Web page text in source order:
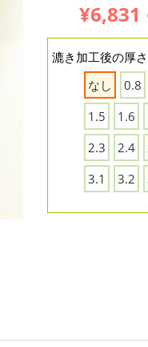
¥6,831
漉き加工後の厚
なし
0.8
1.5
1.6
2.3
2.4
3.1
3.2